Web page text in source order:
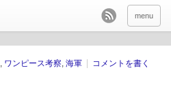
menu
, ワンピース考察, 海軍 コメントを書く